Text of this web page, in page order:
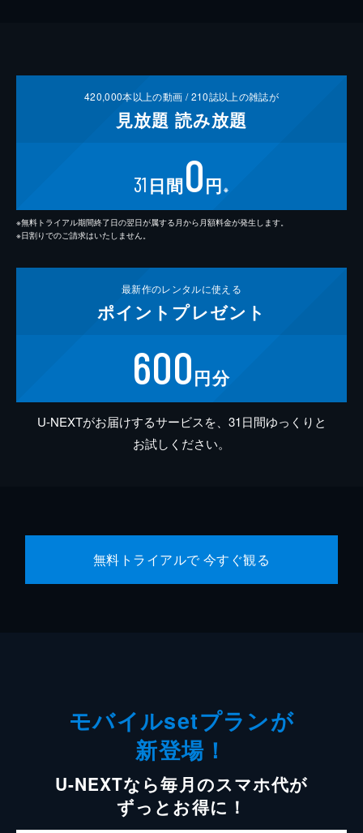
420,000本以上の動画 /210誌以上の雑誌が
見放題 読み放題
31 日間0円 ※
※無料トライアル期間終了日の翌日が属する月から月額料金が発生します。
※日割りでのご請求はいたしません。
最新作のレンタルに使える
ポイント プレゼント
600円分
U-NEXTがお届けするサービスを、31日間ゆっくりと
お試しください。
無料トライアルで 今すぐ観る
モバイルsetプランが
新登場！
U-NEXTなら毎月のスマホ代が
ずっとお得に！